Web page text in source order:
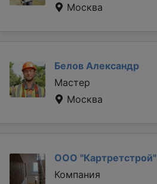
Москва
Белов Александр
Мастер
Москва
ООО "Картретстрой"
Компания